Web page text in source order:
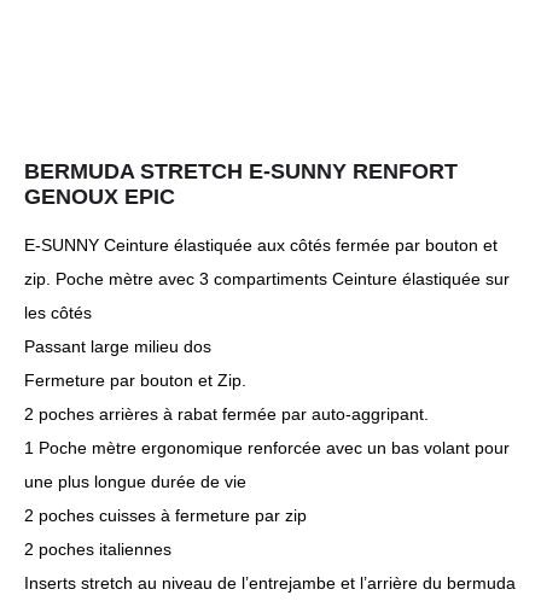
BERMUDA STRETCH E-SUNNY RENFORT
GENOUX EPIC
E-SUNNY Ceinture élastiquée aux côtés fermée par bouton et
zip. Poche mètre avec 3 compartiments Ceinture élastiquée sur
les côtés
Passant large milieu dos
Fermeture par bouton et Zip.
2 poches arrières à rabat fermée par auto-aggripant.
1 Poche mètre ergonomique renforcée avec un bas volant pour
une plus longue durée de vie
2 poches cuisses à fermeture par zip
2 poches italiennes
Inserts stretch au niveau de l’entrejambe et l’arrière du bermuda